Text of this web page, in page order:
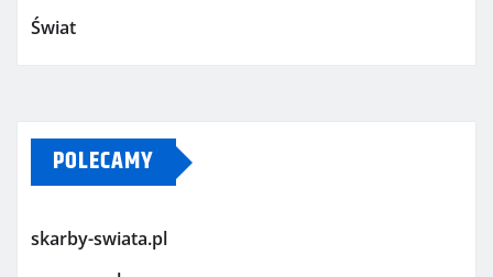
Świat
POLECAMY
skarby-swiata.pl